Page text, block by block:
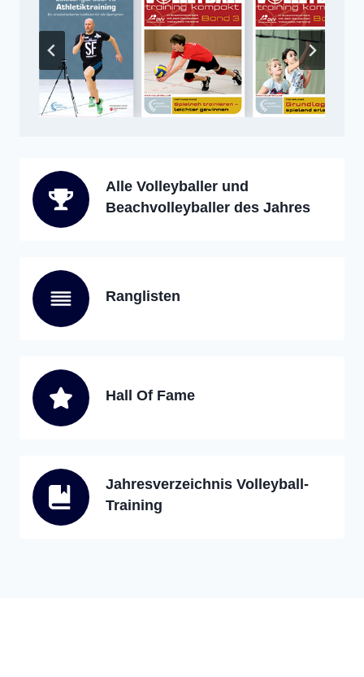
Alle Volleyballer und
Beachvolleyballer des Jahres
Ranglisten
Hall Of Fame
Jahresverzeichnis Volleyball-
Training